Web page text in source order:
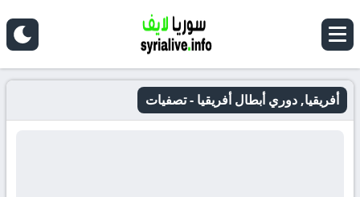
أفريقيا, دوري أبطال أفريقيا - تصفيات